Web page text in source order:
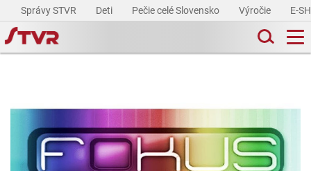
Správy STVR Deti Pečie celé Slovensko Výročie E-